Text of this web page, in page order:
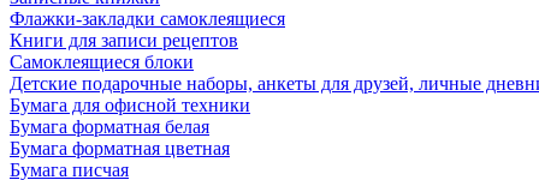
Флажки-закладки самоклеящиеся
Книги для записи рецептов
Самоклеящиеся блоки
Детские подарочные наборы, анкеты для друзей, личные
Бумага для офисной техники
Бумага форматная белая
Бумага форматная цветная
Бумага писчая